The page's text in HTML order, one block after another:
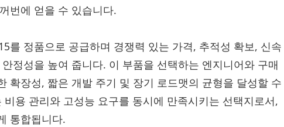
번에 얻을 수 있습니다.
를 정품으로 공급하며 경쟁력 있는 가격, 추적성 확보, 신속
정성을 높여 줍니다. 이 부품을 선택하는 엔지니어와 구매
확장성, 짧은 개발 주기 및 장기 로드맷의 균형을 달성할 수
비용 관리와 고성능 요구를 동시에 만족시키는 선택지로서,
통합됩니다.